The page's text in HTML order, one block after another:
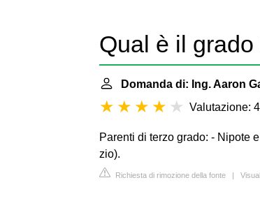
Qual è il
Domanda di: Ing. Aaron
Valutazione:
Parenti di terzo grado: - Nipote
zio).
Richiesta di rimozione della fonte |